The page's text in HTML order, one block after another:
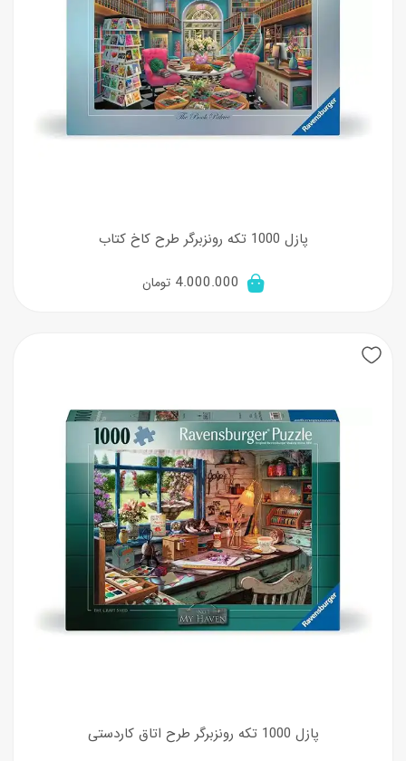
پازل 1000 تکه رونزبرگر طرح کاخ کتاب
4.000.000 تومان
پازل 1000 تکه رونزبرگر طرح اتاق کاردستی